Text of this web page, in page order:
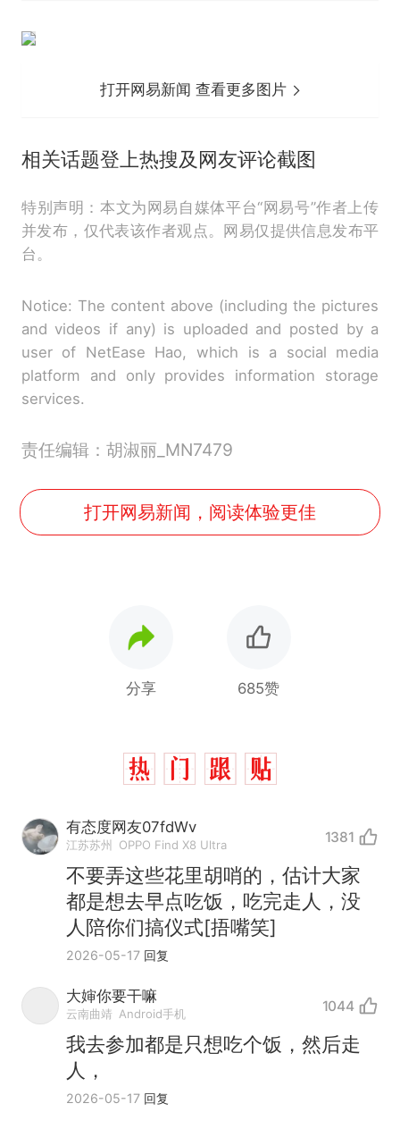
打开网易新闻 查看更多图片
相关话题登上热搜及网友评论截图
特别声明：本文为网易自媒体平台“网易号”作者上传
并发布，仅代表该作者观点。网易仅提供信息发布平
台。
Notice: The content above (including the pictures
and videos if any) is uploaded and posted by a
user of NetEase Hao, which is a social media
platform and only provides information storage
services.
责任编辑：胡淑丽_MN7479
打开网易新闻，阅读体验更佳
分享 685赞
有态度网友07fdWv
江苏苏州 OPPO Find X8 Ultra 1381
不要弄这些花里胡哨的，估计大家
都是想去早点吃饭，吃完走人，没
人陪你们搞仪式[捂嘴笑]
2026-05-17 回复
大婶你要干嘛
云南曲靖 Android手机 1044
我去参加都是只想吃个饭，然后走
人，
2026-05-17 回复